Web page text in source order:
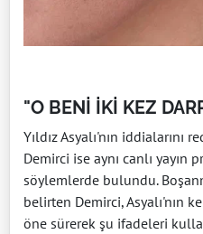
"O BENİ İKİ KEZ
Yıldız Asyalı'nın iddialarını
Demirci ise aynı canlı yayın
söylemlerde bulundu.
belirten Demirci, Asyalı'nın
öne sürerek şu ifadeleri